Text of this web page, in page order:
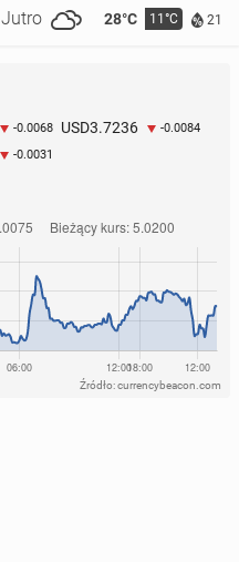
Jutro 28°C 11°C 21
-0.0068 USD3.7236 -0.0084
-0.0031
Źródło: currencybeacon.com